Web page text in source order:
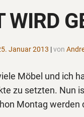
WIRD
Januar 2013 |von
Möbel und ich
zu setzten. Nun
Montag